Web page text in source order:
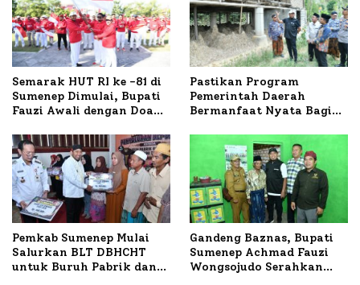
Semarak HUT RI ke -81 di
Sumenep Dimulai, Bupati
Fauzi Awali dengan Doa
Terbakar
Pastikan Program
Pemerintah Daerah
Bermanfaat Nyata Bagi
Sumenep Tinjau Langsung
Budidaya Lele dan Ayam
Petelur di Desa Bataal
Timur
Pemkab Sumenep Mulai
Salurkan BLT DBHCHT
untuk Buruh Pabrik dan
Gandeng Baznas, Bupati
Sumenep Achmad Fauzi
Wongsojudo Serahkan